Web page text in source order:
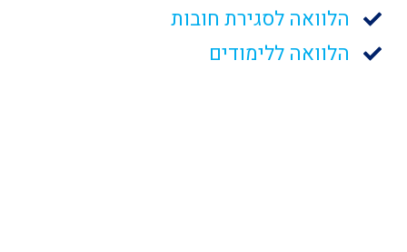
הלוואה לסגירת חובות
הלוואה ללימודים